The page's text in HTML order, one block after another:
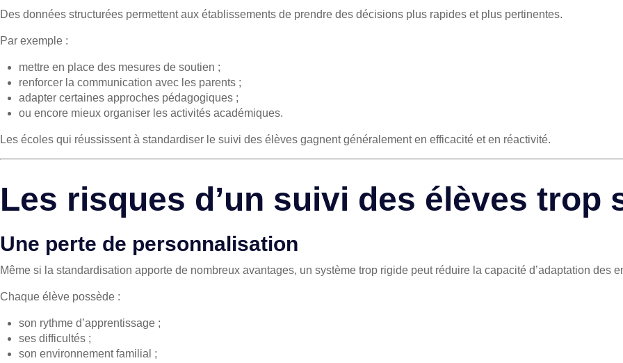
Des données structurées permettent aux établissements de prendre des décisions plus rapides et plus pertinentes.
Par exemple :
mettre en place des mesures de soutien ;
renforcer la communication avec les parents ;
adapter certaines approches pédagogiques ;
ou encore mieux organiser les activités académiques.
Les écoles qui réussissent à standardiser le suivi des élèves gagnent généralement en efficacité et en réactivité.
Les risques d’un suivi des élèves trop
Une perte de personnalisation
Même si la standardisation apporte de nombreux avantages, un système trop rigide peut réduire la capacité d’adaptation des
Chaque élève possède :
son rythme d’apprentissage ;
ses difficultés ;
son environnement familial ;